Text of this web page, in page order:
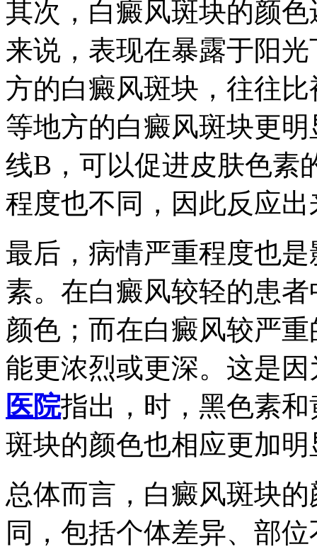
其次，白癜风斑块的颜
来说，表现在暴露于阳
方的白癜风斑块，往往
等地方的白癜风斑块更
线B，可以促进皮肤色素
程度也不同，因此反应
最后，病情严重程度也
素。在白癜风较轻的患
颜色；而在白癜风较严
能更浓烈或更深。这是
医院指出，时，黑色素
斑块的颜色也相应更加明
总体而言，白癜风斑块
同，包括个体差异、部